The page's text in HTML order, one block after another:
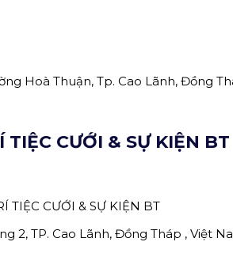
Hoà Thuận, Tp. Cao Lãnh, Đồng
TIỆC CƯỚI & SỰ KIỆN BT
TIỆC CƯỚI & SỰ KIỆN BT
2, TP. Cao Lãnh, Đồng Tháp , Việt